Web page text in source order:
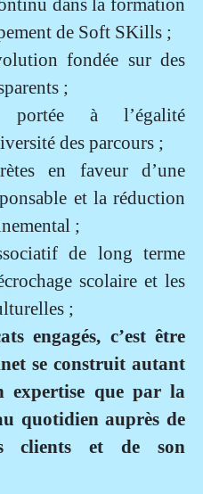
dans la formation
de Soft SKills ;
fondée sur des
;
portée à l’égalité
des parcours ;
en faveur d’une
et la réduction
;
de long terme
scolaire et les
;
engagés, c’est être
se construit autant
expertise que par la
quotidien auprès de
clients et de son